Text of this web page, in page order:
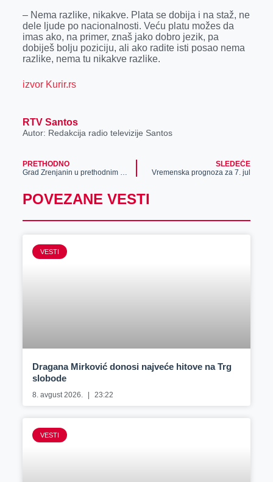
– Nema razlike, nikakve. Plata se dobija i na staž, ne
dele ljude po nacionalnosti. Veću platu možes da
imas ako, na primer, znaš jako dobro jezik, pa
dobiješ bolju poziciju, ali ako radite isti posao nema
razlike, nema tu nikakve razlike.
izvor Kurir.rs
RTV Santos
Autor: Redakcija radio televizije Santos
PRETHODNO
Grad Zrenjanin u prethodnim godinama nabavio izuzetno vrednu opremu za odbranu u vanrednim situacijama
SLEDEĆE
Vremenska prognoza za 7. jul
POVEZANE VESTI
VESTI
Dragana Mirković donosi najveće hitove na Trg
slobode
8. avgust 2026. 23:22
VESTI